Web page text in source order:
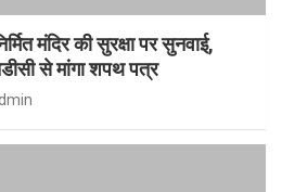
मंदिर की सुरक्षा पर सुनवाई,
से मांगा शपथ पत्र